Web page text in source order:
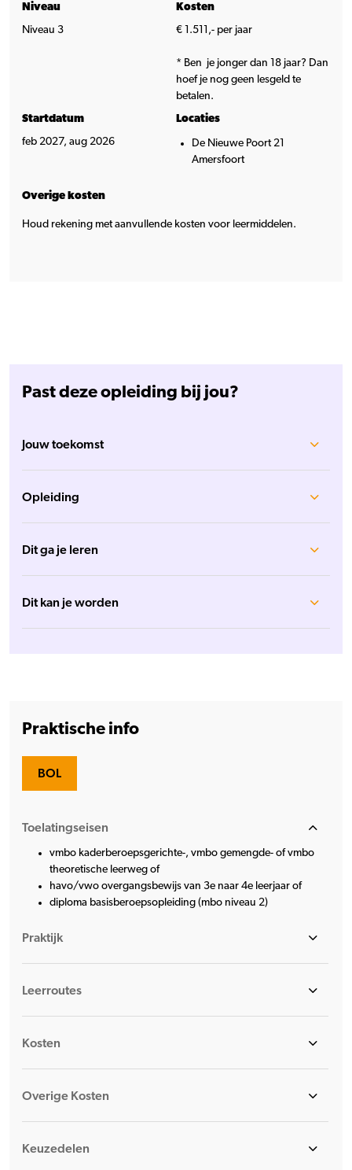
Niveau
Niveau 3
Kosten
€ 1.511,- per jaar
* Ben je jonger dan 18 jaar? Dan
hoef je nog geen lesgeld te
betalen.
Startdatum
feb 2027, aug 2026
Locaties
De Nieuwe Poort 21
Amersfoort
Overige kosten
Houd rekening met aanvullende kosten voor leermiddelen.
Past deze opleiding bij jou?
Jouw toekomst
Opleiding
Dit ga je leren
Dit kan je worden
Praktische info
BOL
Toelatingseisen
vmbo kaderberoepsgerichte-, vmbo gemengde- of vmbo
theoretische leerweg of
havo/vwo overgangsbewijs van 3e naar 4e leerjaar of
diploma basisberoepsopleiding (mbo niveau 2)
Praktijk
Leerroutes
Kosten
Overige Kosten
Keuzedelen